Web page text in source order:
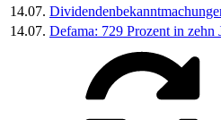
14.07.
14.07. Defama: 729 Prozent in zehn